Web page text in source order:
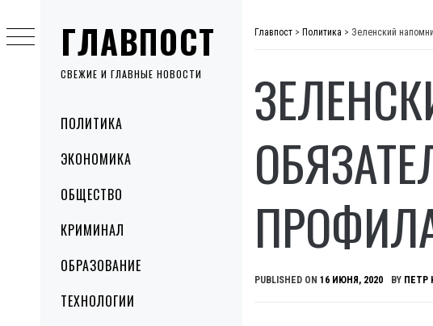
ГЛАВПОСТ
СВЕЖИЕ И ГЛАВНЫЕ НОВОСТИ
MenuПОЛИТИКА
ЭКОНОМИКА
ОБЩЕСТВО
КРИМИНАЛ
ОБРАЗОВАНИЕ
ТЕХНОЛОГИИ
to
content
Главпост > Политика > Зеленский
PUBLISHED ON 16 ИЮНЯ, 2020 BY ПЕТР